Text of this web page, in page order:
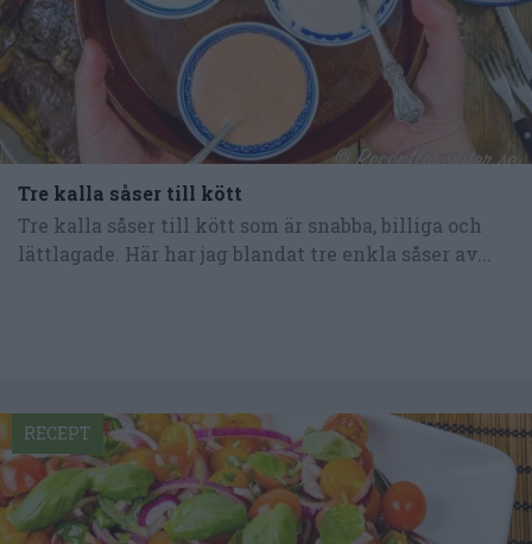
Tre kalla såser till kött
Tre kalla såser till kött som är snabba, billiga och
lättlagade. Här har jag blandat tre enkla såser av...
RECEPT